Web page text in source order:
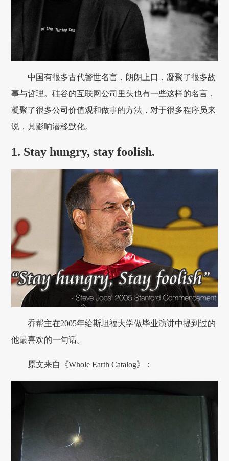
中国有很多古代警世名言，朗朗上口，凝聚了很多故
事与哲理。硅谷的互联网公司里头也有一些这样的名言，
凝聚了很多公司价值观和做事的方法，对于很多程序员来
说，其影响潜移默化。
1. Stay hungry, stay foolish.
乔帮主在2005年给斯坦福大学做毕业演讲中提到过的
他最喜欢的一句话。
原文来自《Whole Earth Catalog》：